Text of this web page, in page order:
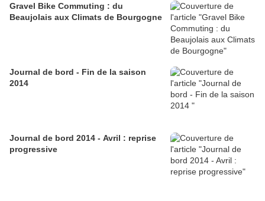
Gravel Bike Commuting : du
Beaujolais aux Climats de Bourgogne
Journal de bord - Fin de la saison
2014
Journal de bord 2014 - Avril : reprise
progressive